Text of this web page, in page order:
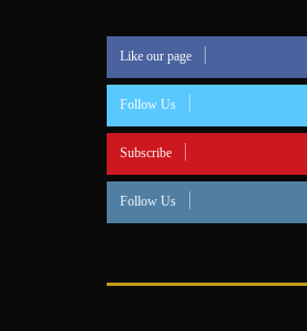
Like our page
Follow Us
Subscribe
Follow Us